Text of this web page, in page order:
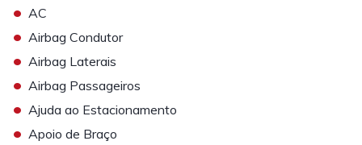
• AC
• Airbag Condutor
• Airbag Laterais
• Airbag Passageiros
• Ajuda ao Estacionamento
• Apoio de Braço